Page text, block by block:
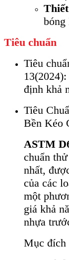
bóng
Tiêu chuẩn
Tiêu
định khả
Tiêu
Bền Kéo
ASTM
chuẩn
nhất,
của các
một
giá khả
nhựa
Mục đích